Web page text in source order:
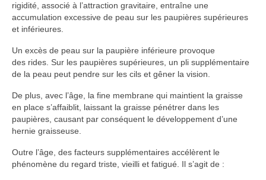
rigidité, associé à l’attraction gravitaire, entraîne une
accumulation excessive de peau sur les paupières supérieures
et inférieures.
Un excès de peau sur la paupière inférieure provoque
des rides. Sur les paupières supérieures, un pli supplémentaire
de la peau peut pendre sur les cils et gêner la vision.
De plus, avec l’âge, la fine membrane qui maintient la graisse
en place s’affaiblit, laissant la graisse pénétrer dans les
paupières, causant par conséquent le développement d’une
hernie graisseuse.
Outre l’âge, des facteurs supplémentaires accélèrent le
phénomène du regard triste, vieilli et fatigué. Il s’agit de :